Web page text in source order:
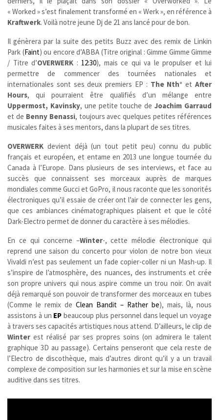
« Worked » s’est finalement transformé en « Werk », en référence à
Kraftwerk. Voilà notre jeune Dj de 21 ans lancé pour de bon.
Il génèrera par la suite des petits Buzz avec des remix de Linkin
Park (Faint) ou encore d’ABBA (Titre original : Gimme Gimme Gimme
/ Titre d’OVERWERK : 12:30), mais ce qui va le propulser et lui
permettre de commencer des tournées nationales et
internationales sont ses deux premiers EP : The Nth° etAfter
Hours, qui pourraient être qualifiés d’un mélange entre
Uppermost, Kavinsky, une petite touche deJoachim Garraud
et de Benny Benassi, toujours avec quelques petites références
musicales faites à ses mentors, dans la plupart de ses titres.
OVERWERK devient déjà (un tout petit peu) connu du public
français et européen, et entame en 2013 une longue tournée du
Canada à l’Europe. Dans plusieurs de ses interviews, et face au
succès que connaissent ses morceaux auprès de marques
mondiales comme Gucci et GoPro, il nous raconte que les sonorités
électroniques qu’il essaie de créer ont l’air de connecter les gens,
que ces ambiances cinématographiques plaisent et que le côté
Dark-Electro permet de donner du caractère à ses mélodies.
En ce qui concerne –Winter-, cette mélodie électronique qui
reprend une saison du concerto pour violon de notre bon vieux
Vivaldi n’est pas seulement un fade copier-coller ni un Mash-up. Il
s’inspire de l’atmosphère, des nuances, des instruments et crée
son propre univers qui nous aspire comme un trou noir. On avait
déjà remarqué son pouvoir de transformer des morceaux en tubes
(Comme le remix de Clean Bandit – Rather be), mais, là, nous
assistons à un EP beaucoup plus personnel dans lequel un voyage
à travers ses capacités artistiques nous attend. D’ailleurs, le clip de
Winter est réalisé par ses propres soins (on admirera le talent
graphique 3D au passage). Certains penseront que cela reste de
l’Electro de discothèque, mais d’autres diront qu’il y a un travail
complexe de composition sur les harmonies et sur la mise en scène
auditive dans ses titres.